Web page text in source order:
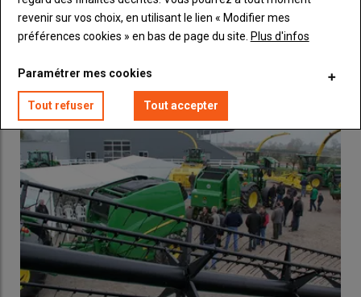
Same et Deutz-Fahr en tête des marques préférées
des concessionnaires français de tracteurs agricoles
PORTAIL REUSSIR
revenir sur vos choix, en utilisant le lien « Modifier mes
préférences cookies » en bas de page du site. Plus d'infos
Paramétrer mes cookies
Tout refuser Tout accepter